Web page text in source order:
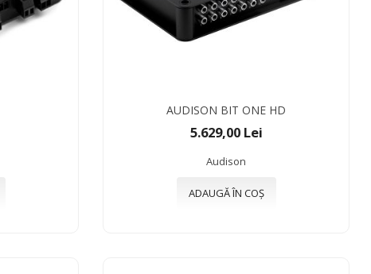
AUDISON BIT ONE HD
5.629,00 Lei
Audison
ADAUGĂ ÎN COȘ